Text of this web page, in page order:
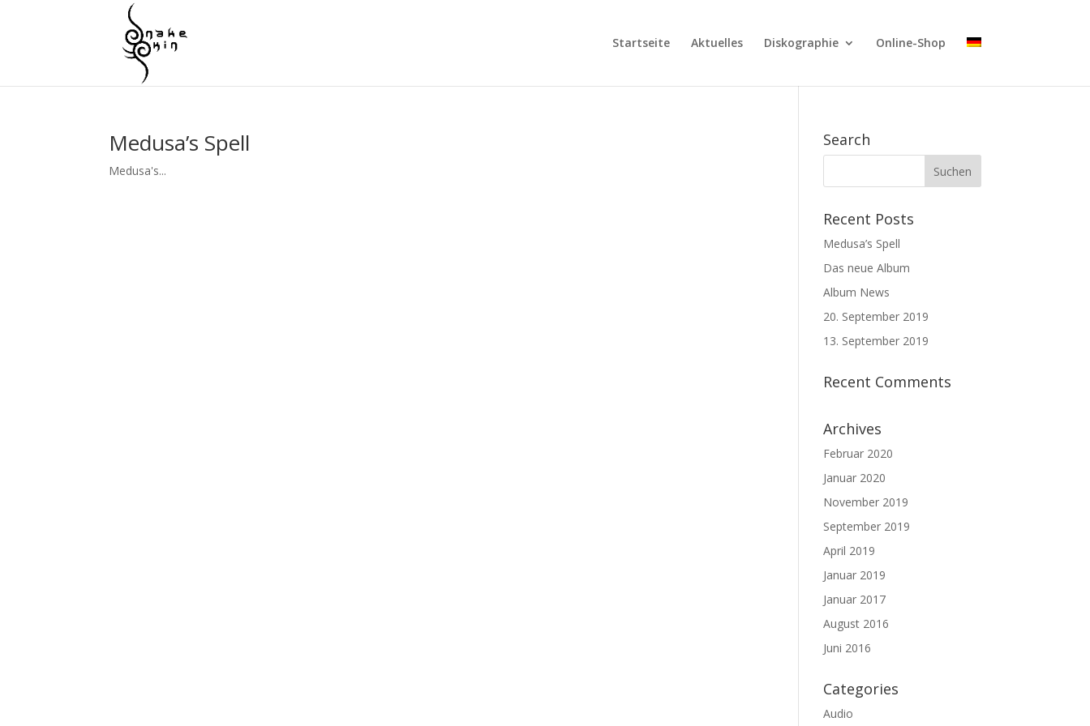
Startseite Aktuelles Diskographie Online-Shop
Medusa’s Spell
Medusa's...
Search
Recent Posts
Medusa’s Spell
Das neue Album
Album News
20. September 2019
13. September 2019
Recent Comments
Archives
Februar 2020
Januar 2020
November 2019
September 2019
April 2019
Januar 2019
Januar 2017
August 2016
Juni 2016
Categories
Audio